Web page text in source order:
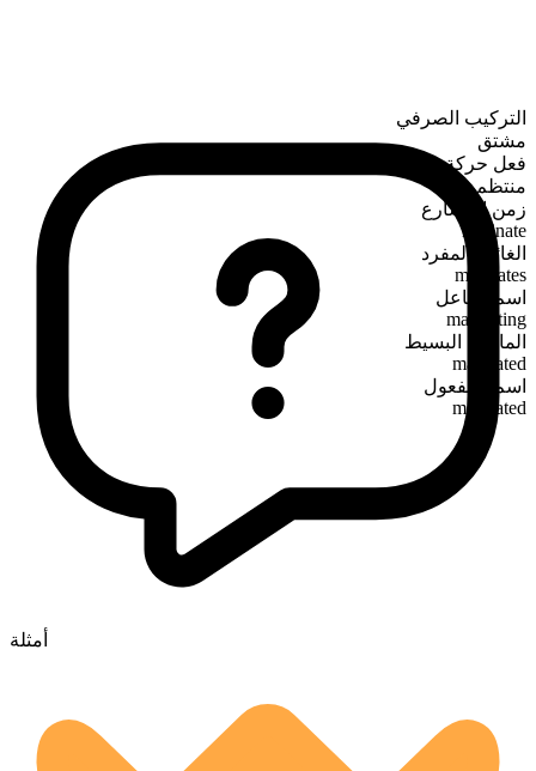
التركيب الصرفي
مشتق
فعل حركة
منتظم
زمن المضارع
marinate
الغائب المفرد
marinates
اسم الفاعل
marinating
الماضي البسيط
marinated
اسم المفعول
marinated
أمثلة